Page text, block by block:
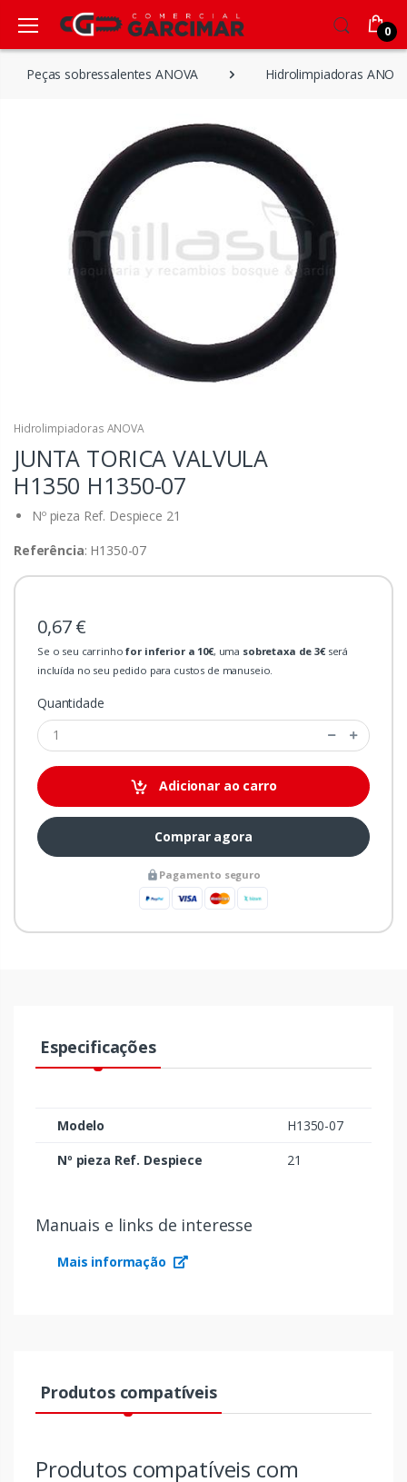
0
Peças sobressalentes ANOVA Hidrolimpiadoras
Hidrolimpiadoras ANOVA
JUNTA TORICA VALVULA
H1350 H1350-07
Nº pieza Ref. Despiece 21
Referência: H1350-07
0,67 €
Se o seu carrinhofor inferior a 10€, uma sobretaxa de 3€será
incluída no seu pedido para custos de manuseio.
Quantidade
Adicionar ao carro
Comprar agora
Pagamento seguro
Especificações
Modelo
H1350-07
Nº pieza Ref. Despiece
21
Manuais e links de interesse
Mais informação
Produtos compatíveis
Produtos compatíveis com